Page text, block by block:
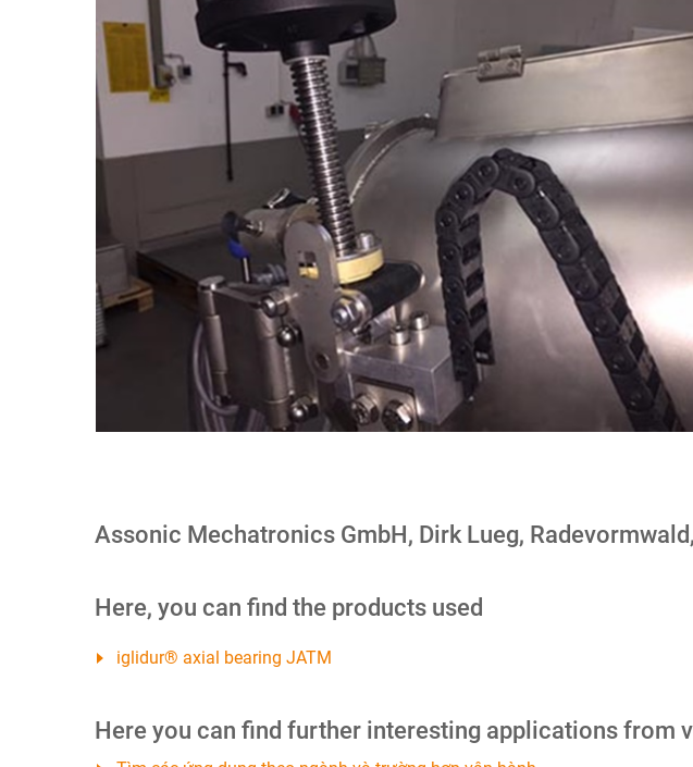
Assonic Mechatronics GmbH, Dirk Lueg,
Here, you can find the products used
iglidur® axial bearing JATM
Here you can find further interesting applications from